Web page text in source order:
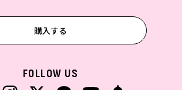
購入する
FOLLOW US